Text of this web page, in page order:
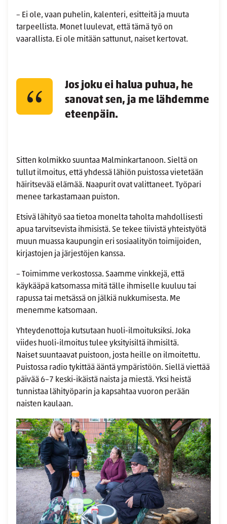
– Ei ole, vaan puhelin, kalenteri, esitteitä ja muuta
tarpeellista. Monet luulevat, että tämä työ on
vaarallista. Ei ole mitään sattunut, naiset kertovat.
Jos joku ei halua puhua, he
sanovat sen, ja me lähdemme
eteenpäin.
Sitten kolmikko suuntaa Malminkartanoon. Sieltä on
tullut ilmoitus, että yhdessä lähiön puistossa vietetään
häiritsevää elämää. Naapurit ovat valittaneet. Työpari
menee tarkastamaan puiston.
Etsivä lähityö saa tietoa monelta taholta mahdollisesti
apua tarvitsevista ihmisistä. Se tekee tiivistä yhteistyötä
muun muassa kaupungin eri sosiaalityön toimijoiden,
kirjastojen ja järjestöjen kanssa.
– Toimimme verkostossa. Saamme vinkkejä, että
käykääpä katsomassa mitä tälle ihmiselle kuuluu tai
rapussa tai metsässä on jälkiä nukkumisesta. Me
menemme katsomaan.
Yhteydenottoja kutsutaan huoli-ilmoituksiksi. Joka
viides huoli-ilmoitus tulee yksityisiltä ihmisiltä.
Naiset suuntaavat puistoon, josta heille on ilmoitettu.
Puistossa radio tykittää ääntä ympäristöön. Siellä viettää
päivää 6–7 keski-ikäistä naista ja miestä. Yksi heistä
tunnistaa lähityöparin ja kapsahtaa vuoron perään
naisten kaulaan.